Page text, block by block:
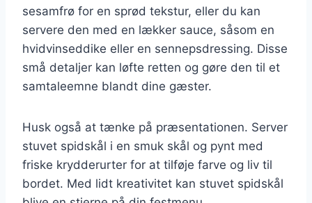
sesamfrø for en sprød tekstur, eller du kan
servere den med en lækker sauce, såsom en
hvidvinseddike eller en sennepsdressing. Disse
små detaljer kan løfte retten og gøre den til et
samtaleemne blandt dine gæster.
Husk også at tænke på præsentationen. Server
stuvet spidskål i en smuk skål og pynt med
friske krydderurter for at tilføje farve og liv til
bordet. Med lidt kreativitet kan stuvet spidskål